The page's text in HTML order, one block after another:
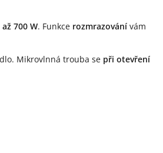
až 700 W. Funkce rozmrazování vám
Mikrovlnná trouba se při otevření